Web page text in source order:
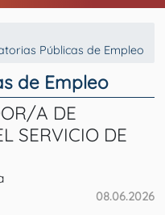
Públicas de Empleo
de Empleo
A DE
SERVICIO DE
08.06.2026